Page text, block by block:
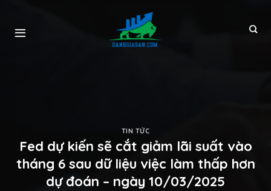
TIN TỨC
Fed dự kiến ​​sẽ cắt giảm lãi suất vào
tháng 6 sau dữ liệu việc làm thấp hơn
dự đoán – ngày 10/03/2025